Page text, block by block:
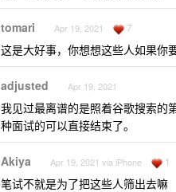
tomari Apr 19, 2021 7
这是大好事，你想想这些人如果你
adjusted Apr 19, 2021
我见过最离谱的是照着谷歌搜索的
种面试的可以直接结束了。
Akiya Apr 19, 2021 via iPhone 1
笔试不就是为了把这些人筛出去嘛